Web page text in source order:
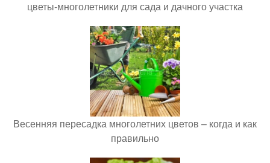
цветы-многолетники для сада и дачного участка
Весенняя пересадка многолетних цветов – когда и как
правильно